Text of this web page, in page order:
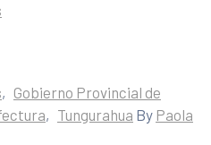
‚ Gobierno Provincial de
‚ Tungurahua By Paola